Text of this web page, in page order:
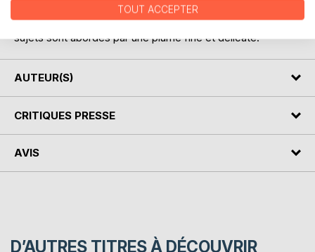
Plus de 50 poèmes inspirateurs de rêves, rédigés par un
auteur normand. Nature, famille, imaginaire... Tous les
sujets sont abordés par une plume fine et délicate.
AUTEUR(S)
CRITIQUES PRESSE
AVIS
D’AUTRES TITRES À DÉCOUVRIR
TOUT ACCEPTER